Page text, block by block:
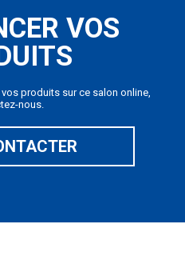
VOS
produits sur ce salon online,
nous.